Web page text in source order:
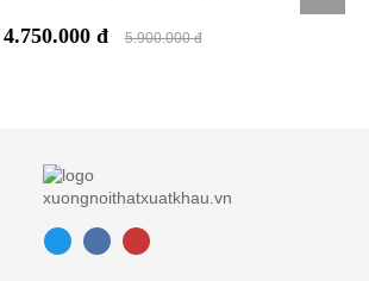
phẩm, tùy theo từng trường hợp chúng tôi sẽ
4.750.000 đ 5.900.000 đ